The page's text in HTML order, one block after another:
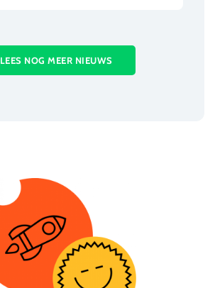
LEES NOG MEER NIEUWS